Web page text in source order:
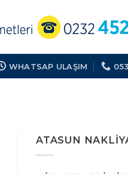
WHATSAP ULAŞIM
ATASUN